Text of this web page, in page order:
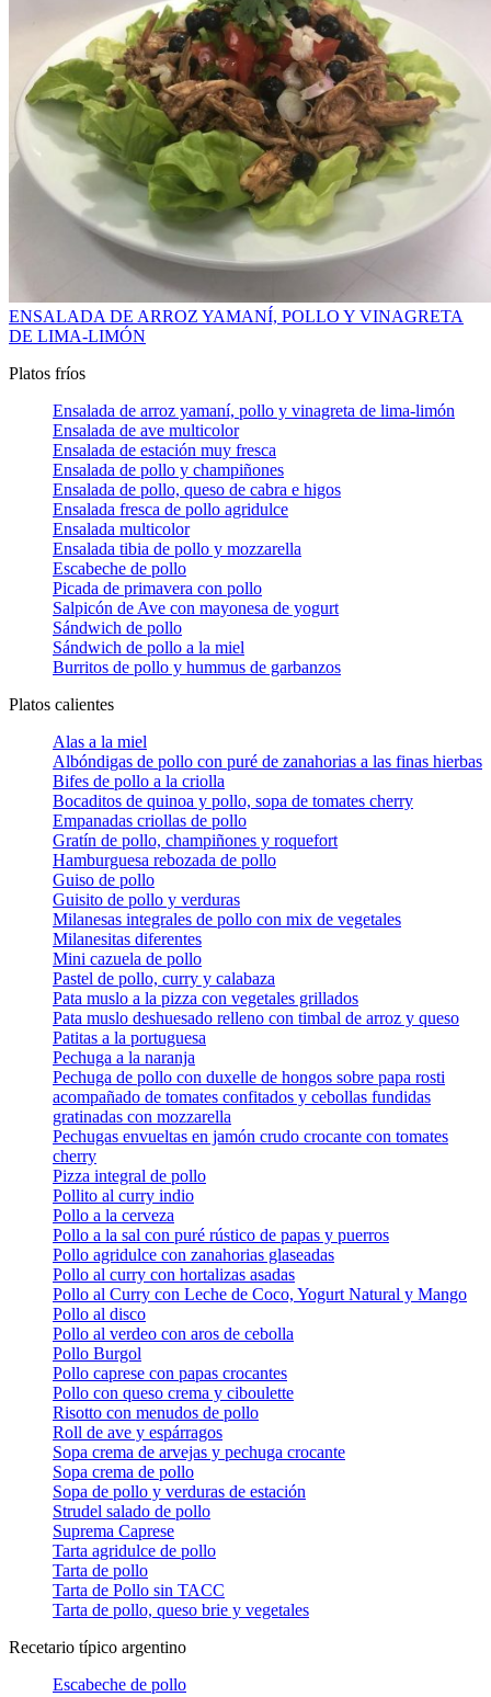
ENSALADA DE ARROZ YAMANÍ, POLLO Y VINAGRETA
DE LIMA-LIMÓN
Platos fríos
Ensalada de arroz yamaní, pollo y vinagreta de lima-limón
Ensalada de ave multicolor
Ensalada de estación muy fresca
Ensalada de pollo y champiñones
Ensalada de pollo, queso de cabra e higos
Ensalada fresca de pollo agridulce
Ensalada multicolor
Ensalada tibia de pollo y mozzarella
Escabeche de pollo
Picada de primavera con pollo
Salpicón de Ave con mayonesa de yogurt
Sándwich de pollo
Sándwich de pollo a la miel
Burritos de pollo y hummus de garbanzos
Platos calientes
Alas a la miel
Albóndigas de pollo con puré de zanahorias a las finas hierbas
Bifes de pollo a la criolla
Bocaditos de quinoa y pollo, sopa de tomates cherry
Empanadas criollas de pollo
Gratín de pollo, champiñones y roquefort
Hamburguesa rebozada de pollo
Guiso de pollo
Guisito de pollo y verduras
Milanesas integrales de pollo con mix de vegetales
Milanesitas diferentes
Mini cazuela de pollo
Pastel de pollo, curry y calabaza
Pata muslo a la pizza con vegetales grillados
Pata muslo deshuesado relleno con timbal de arroz y queso
Patitas a la portuguesa
Pechuga a la naranja
Pechuga de pollo con duxelle de hongos sobre papa rosti
acompañado de tomates confitados y cebollas fundidas
gratinadas con mozzarella
Pechugas envueltas en jamón crudo crocante con tomates
cherry
Pizza integral de pollo
Pollito al curry indio
Pollo a la cerveza
Pollo a la sal con puré rústico de papas y puerros
Pollo agridulce con zanahorias glaseadas
Pollo al curry con hortalizas asadas
Pollo al Curry con Leche de Coco, Yogurt Natural y Mango
Pollo al disco
Pollo al verdeo con aros de cebolla
Pollo Burgol
Pollo caprese con papas crocantes
Pollo con queso crema y ciboulette
Risotto con menudos de pollo
Roll de ave y espárragos
Sopa crema de arvejas y pechuga crocante
Sopa crema de pollo
Sopa de pollo y verduras de estación
Strudel salado de pollo
Suprema Caprese
Tarta agridulce de pollo
Tarta de pollo
Tarta de Pollo sin TACC
Tarta de pollo, queso brie y vegetales
Recetario típico argentino
Escabeche de pollo